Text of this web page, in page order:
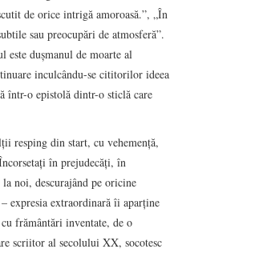
de orice intrigă amoroasă.”, „În
sau preocupări de atmosferă”.
este duşmanul de moarte al
inculcându-se cititorilor ideea
într-o epistolă dintr-o sticlă care
resping din start, cu vehemenţă,
în prejudecăţi, în
noi, descurajând pe oricine
expresia extraordinară îi aparţine
frământări inventate, de o
scriitor al secolului XX, socotesc